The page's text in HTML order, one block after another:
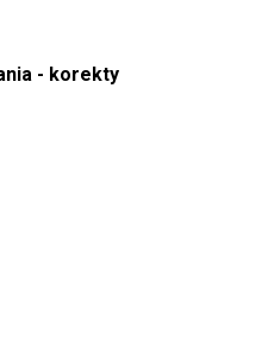
- korekty